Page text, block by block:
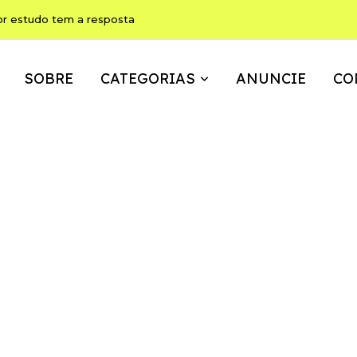
estudo tem a resposta
SOBRE CATEGORIAS ANUNCIE